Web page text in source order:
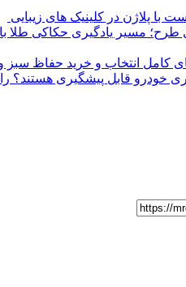
با پلاژن در کلینیک های زیبایی
طرح؛ مسیر یادگیری حکاکی طلا با
کامل انتخاب و خرید حفاظ سبز
خودرو قابل پیشگیری هستند؟